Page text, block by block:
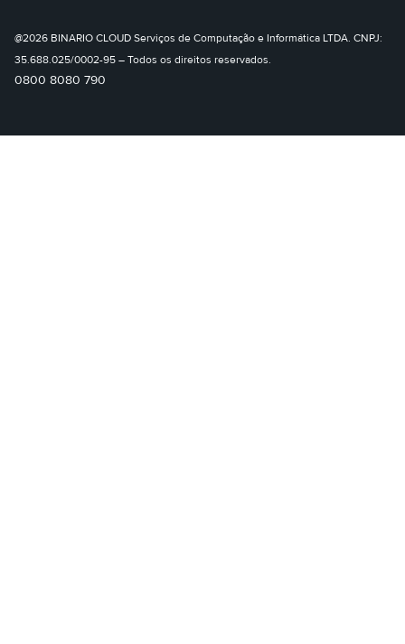
@2026 BINARIO CLOUD Serviços de Computação e Informática LTDA. CNPJ:
35.688.025/0002-95 – Todos os direitos reservados.
0800 8080 790